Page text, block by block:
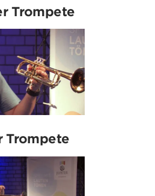
Trompete
Trompete